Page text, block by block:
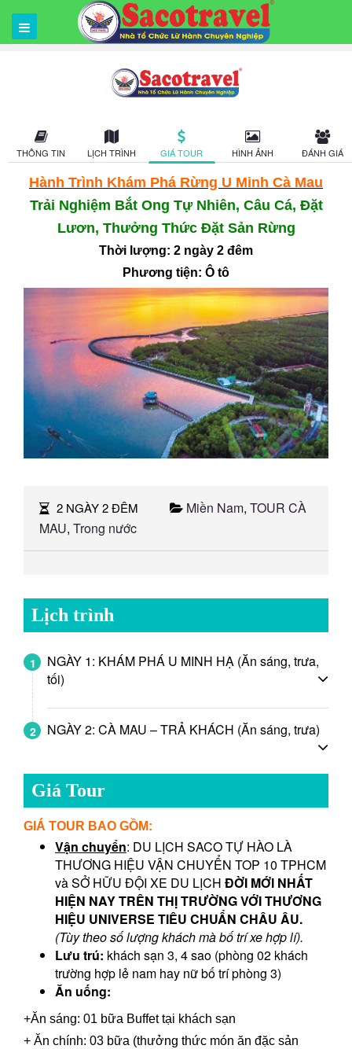
THÔNG TIN LỊCH TRÌNH GIÁ TOUR HÌNH ẢNH ĐÁNH GIÁ
Hành Trình Khám Phá Rừng U Minh Cà Mau
Trải Nghiệm Bắt Ong Tự Nhiên, Câu Cá, Đặt
Lươn, Thưởng Thức Đặt Sản Rừng
Thời lượng: 2 ngày 2 đêm
Phương tiện: Ô tô
2 NGÀY 2 ĐÊM Miền Nam, TOUR CÀ
MAU, Trong nước
Lịch trình
1
NGÀY 1: KHÁM PHÁ U MINH HẠ (Ăn sáng, trưa,
tối)
2 NGÀY 2: CÀ MAU – TRẢ KHÁCH (Ăn sáng, trưa)
Giá Tour
GIÁ TOUR BAO GỒM:
Vận chuyển: DU LỊCH SACO TỰ HÀO LÀ
THƯƠNG HIỆU VẬN CHUYỂN TOP 10 TPHCM
và SỞ HỮU ĐỘI XE DU LỊCH ĐỜI MỚI NHẤT
HIỆN NAY TRÊN THỊ TRƯỜNG VỚI THƯƠNG
HIỆU UNIVERSE TIÊU CHUẨN CHÂU ÂU.
(Tùy theo số lượng khách mà bố trí xe hợp lí).
Lưu trú: khách sạn 3, 4 sao (phòng 02 khách
trường hợp lẻ nam hay nữ bố trí phòng 3)
Ăn uống:
+Ăn sáng: 01 bữa Buffet tại khách sạn
+ Ăn chính: 03 bữa (thưởng thức món ăn đặc sản